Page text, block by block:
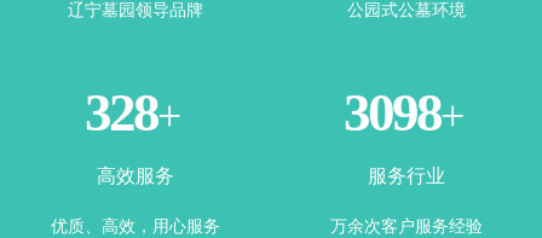
辽宁墓园领导品牌 公园式公墓环境
365+
高效服务
优质、高效，用心服务
3500+
服务行业
万余次客户服务经验